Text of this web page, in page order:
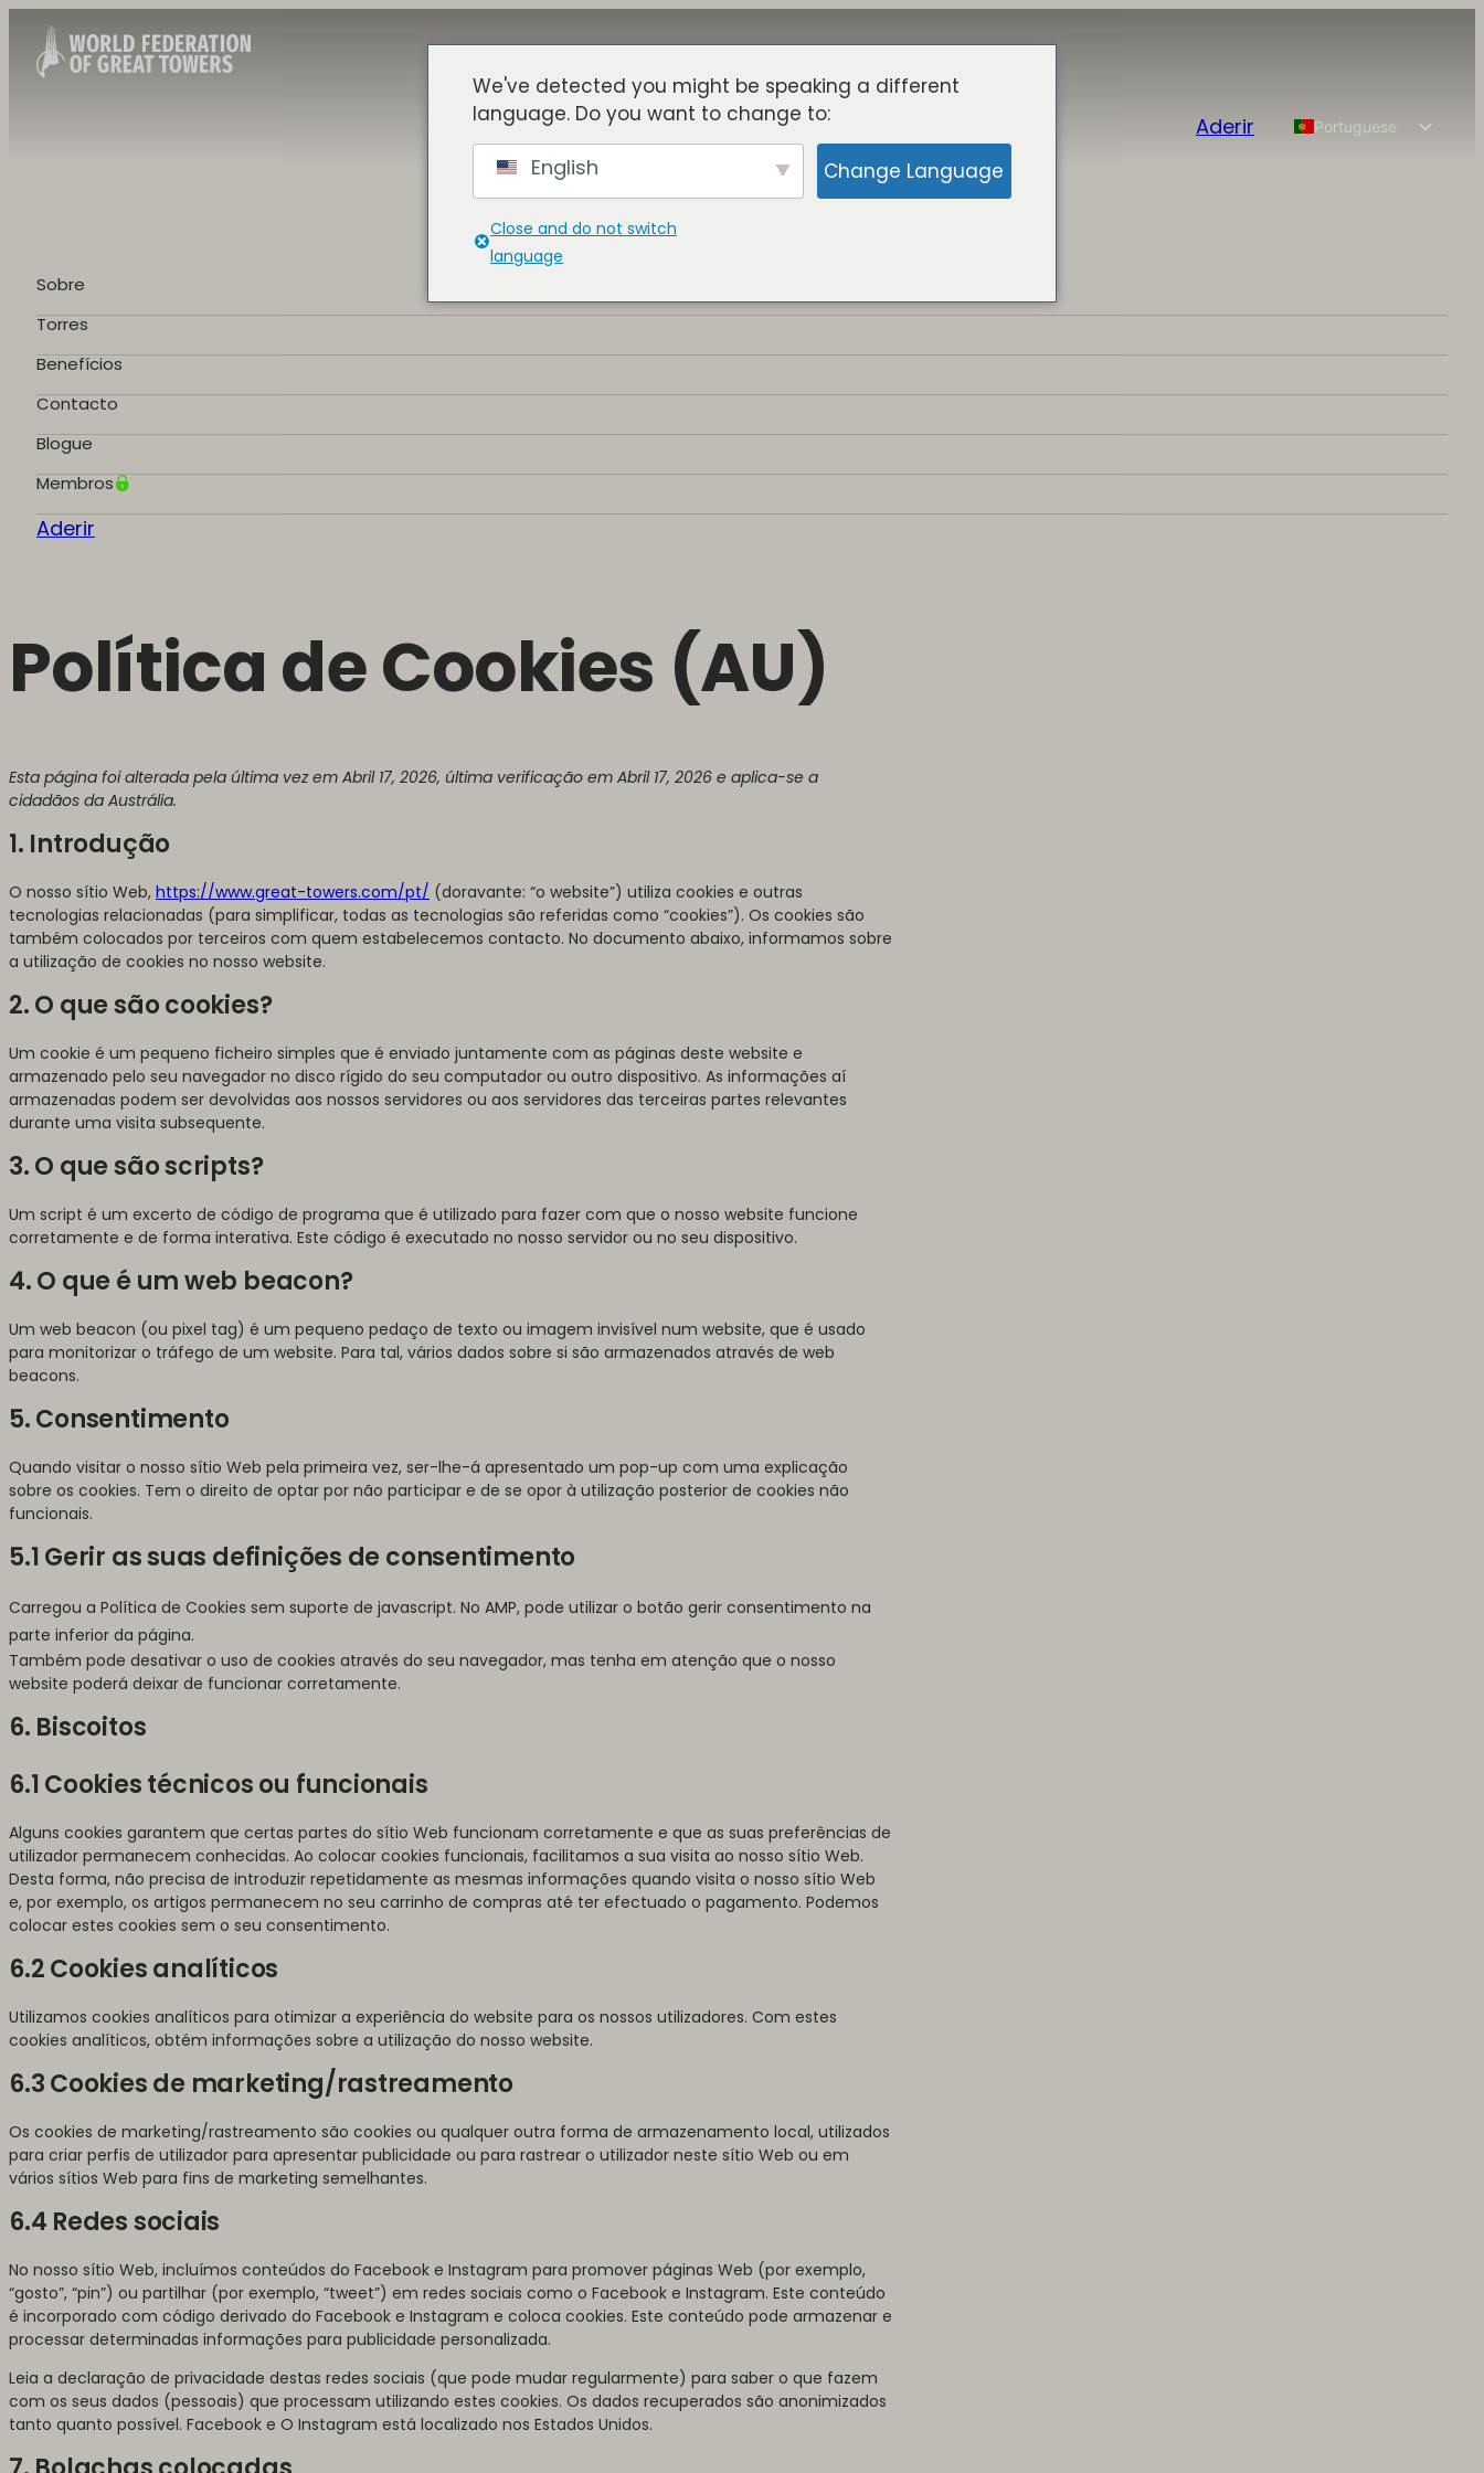
SobreTorresBenefícios BlogueMembros
Aderir
Portuguese
Sobre
Torres
Benefícios
Contacto
Blogue
Membros
Aderir
Política de Cookies (AU)
Esta página foi alterada pela última vez em Abril 17, 2026, última verificação em Abril 17, 2026 e aplica-se a
cidadãos da Austrália.
1. Introdução
O nosso sítio Web, https://www.great-towers.com/pt/ (doravante: “o website”) utiliza cookies e outras
tecnologias relacionadas (para simplificar, todas as tecnologias são referidas como “cookies”). Os cookies são
também colocados por terceiros com quem estabelecemos contacto. No documento abaixo, informamos sobre
a utilização de cookies no nosso website.
2. O que são cookies?
Um cookie é um pequeno ficheiro simples que é enviado juntamente com as páginas deste website e
armazenado pelo seu navegador no disco rígido do seu computador ou outro dispositivo. As informações aí
armazenadas podem ser devolvidas aos nossos servidores ou aos servidores das terceiras partes relevantes
durante uma visita subsequente.
3. O que são scripts?
Um script é um excerto de código de programa que é utilizado para fazer com que o nosso website funcione
corretamente e de forma interativa. Este código é executado no nosso servidor ou no seu dispositivo.
4. O que é um web beacon?
Um web beacon (ou pixel tag) é um pequeno pedaço de texto ou imagem invisível num website, que é usado
para monitorizar o tráfego de um website. Para tal, vários dados sobre si são armazenados através de web
beacons.
5. Consentimento
Quando visitar o nosso sítio Web pela primeira vez, ser-lhe-á apresentado um pop-up com uma explicação
sobre os cookies. Tem o direito de optar por não participar e de se opor à utilização posterior de cookies não
funcionais.
5.1 Gerir as suas definições de consentimento
Carregou a Política de Cookies sem suporte de javascript. No AMP, pode utilizar o botão gerir consentimento na
parte inferior da página.
Também pode desativar o uso de cookies através do seu navegador, mas tenha em atenção que o nosso
website poderá deixar de funcionar corretamente.
6. Biscoitos
6.1 Cookies técnicos ou funcionais
Alguns cookies garantem que certas partes do sítio Web funcionam corretamente e que as suas preferências de
utilizador permanecem conhecidas. Ao colocar cookies funcionais, facilitamos a sua visita ao nosso sítio Web.
Desta forma, não precisa de introduzir repetidamente as mesmas informações quando visita o nosso sítio Web
e, por exemplo, os artigos permanecem no seu carrinho de compras até ter efectuado o pagamento. Podemos
colocar estes cookies sem o seu consentimento.
6.2 Cookies analíticos
Utilizamos cookies analíticos para otimizar a experiência do website para os nossos utilizadores. Com estes
cookies analíticos, obtém informações sobre a utilização do nosso website.
6.3 Cookies de marketing/rastreamento
Os cookies de marketing/rastreamento são cookies ou qualquer outra forma de armazenamento local, utilizados
para criar perfis de utilizador para apresentar publicidade ou para rastrear o utilizador neste sítio Web ou em
vários sítios Web para fins de marketing semelhantes.
6.4 Redes sociais
No nosso sítio Web, incluímos conteúdos do Facebook e Instagram para promover páginas Web (por exemplo,
“gosto”, “pin”) ou partilhar (por exemplo, “tweet”) em redes sociais como o Facebook e Instagram. Este conteúdo
é incorporado com código derivado do Facebook e Instagram e coloca cookies. Este conteúdo pode armazenar e
processar determinadas informações para publicidade personalizada.
Leia a declaração de privacidade destas redes sociais (que pode mudar regularmente) para saber o que fazem
com os seus dados (pessoais) que processam utilizando estes cookies. Os dados recuperados são anonimizados
tanto quanto possível. Facebook e O Instagram está localizado nos Estados Unidos.
We've detected you might be speaking a different
language. Do you want to change to:
English Change Language
Close and do not switch
language